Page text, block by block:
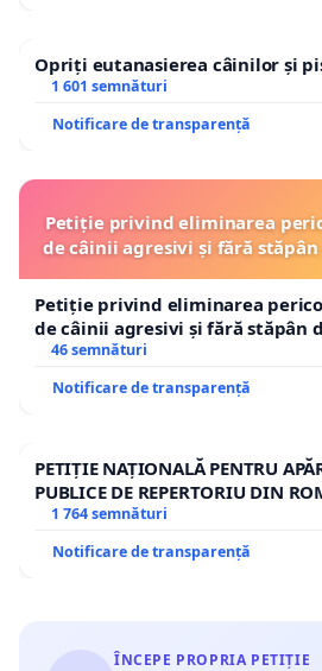
Opriți eutanasierea câinilor și
1 601 semnături
Notificare de transparență
Petiție privind eliminarea
de câinii agresivi și fără
Petiție privind eliminarea
de câinii agresivi și fără stăpân
46 semnături
Notificare de transparență
PETIȚIE NAȚIONALĂ PENTRU
PUBLICE DE REPERTORIU DIN
1 764 semnături
Notificare de transparență
ÎNCEPE PROPRIA PETIȚIE